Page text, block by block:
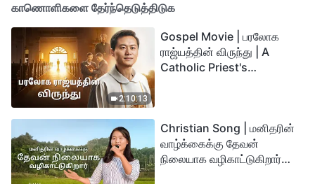
காணொளிகளை தேர்ந்தெடுத்திடுக
2:10:13
Gospel Movie | பரலோக
ராஜ்யத்தின் விருந்து | A
Catholic Priest's
Christian Song | மனிதரின்
வாழ்க்கைக்கு தேவன்
நிலையாக வழிகாட்டுகிறார்